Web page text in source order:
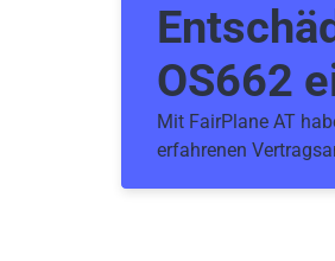
OS662
Mit FairPlane AT
erfahrenen